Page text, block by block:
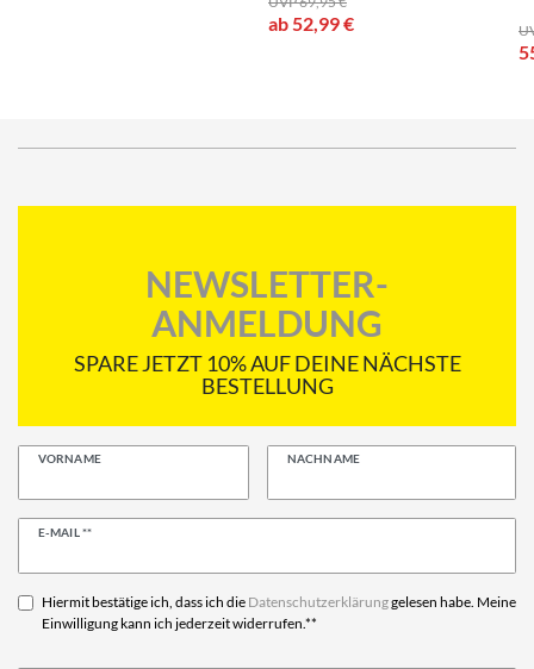
ab 52,99 €
NEWSLETTER-
ANMELDUNG
SPARE JETZT 10% AUF DEINE NÄCHSTE
BESTELLUNG
VORNAME NACHNAME
E-MAIL **
Newsletter
Hiermit bestätige ich, dass ich die Daten­schutz­erklärunggelesen habe. Meine
Einwilligung kann ich jederzeit widerrufen.**